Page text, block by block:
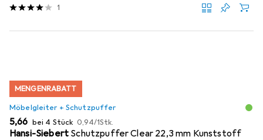
1
MENGENRABATT
Möbelgleiter + Schutzpuffer
EUR
5,66 bei 4 Stück EUR
0,94/1Stk.
Hansi-Siebert Schutzpuffer Clear 22,3 mm Kunststoff